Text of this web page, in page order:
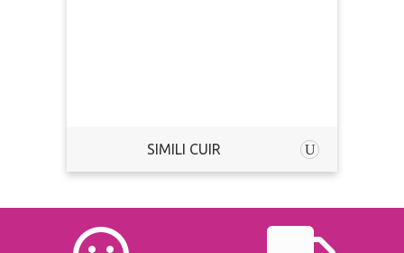
SIMILI CUIR